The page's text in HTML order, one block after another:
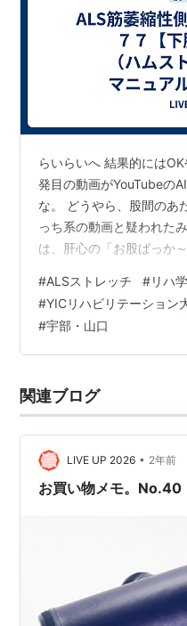
らいらいへ 結果的には
発目の動画がYouTubeの
な。 どうやら、股間のあ
っち系の動画と疑われた
は、肝心の「お股ぱっか
のアップが遅くなりすみ
した！ お疲れ、ありがと
トリングス）】① 【下肢
ス）】② 【下肢ストレ
レッチ（ハムストリング
#ALSストレッチ #リハ
#YICリハビリテーション
#宇部・山口
関連ブログ
LIVE UP 2026 • 2年前
お買い物メモ。No.40